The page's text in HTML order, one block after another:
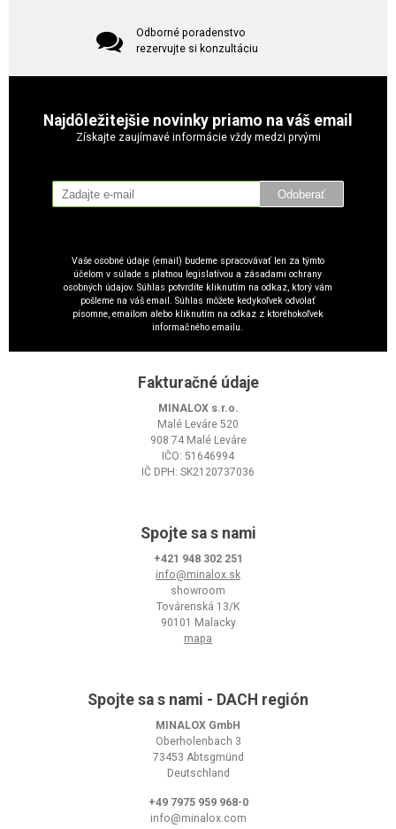
Odborné poradenstvo
rezervujte si konzultáciu
Najdôležitejšie novinky priamo na váš email
Získajte zaujímavé informácie vždy medzi prvými
Odoberať
Vaše osobné údaje (email) budeme spracovávať len za týmto
účelom v súlade s platnou legislatívou a zásadami ochrany
osobných údajov. Súhlas potvrdíte kliknutím na odkaz, ktorý vám
pošleme na váš email. Súhlas môžete kedykoľvek odvolať
písomne, emailom alebo kliknutím na odkaz z ktoréhokoľvek
informačného emailu.
Fakturačné údaje
MINALOX s.r.o.
Malé Leváre 520
908 74 Malé Leváre
IČO: 51646994
IČ DPH: SK2120737036
Spojte sa s nami
+421 948 302 251
info@minalox.sk
showroom
Továrenská 13/K
90101 Malacky
mapa
Spojte sa s nami - DACH región
MINALOX GmbH
Oberholenbach 3
73453 Abtsgmünd
Deutschland
+49 7975 959 968-0
info@minalox.com